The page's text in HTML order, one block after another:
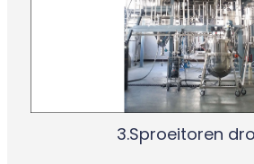
3.Sproeitoren